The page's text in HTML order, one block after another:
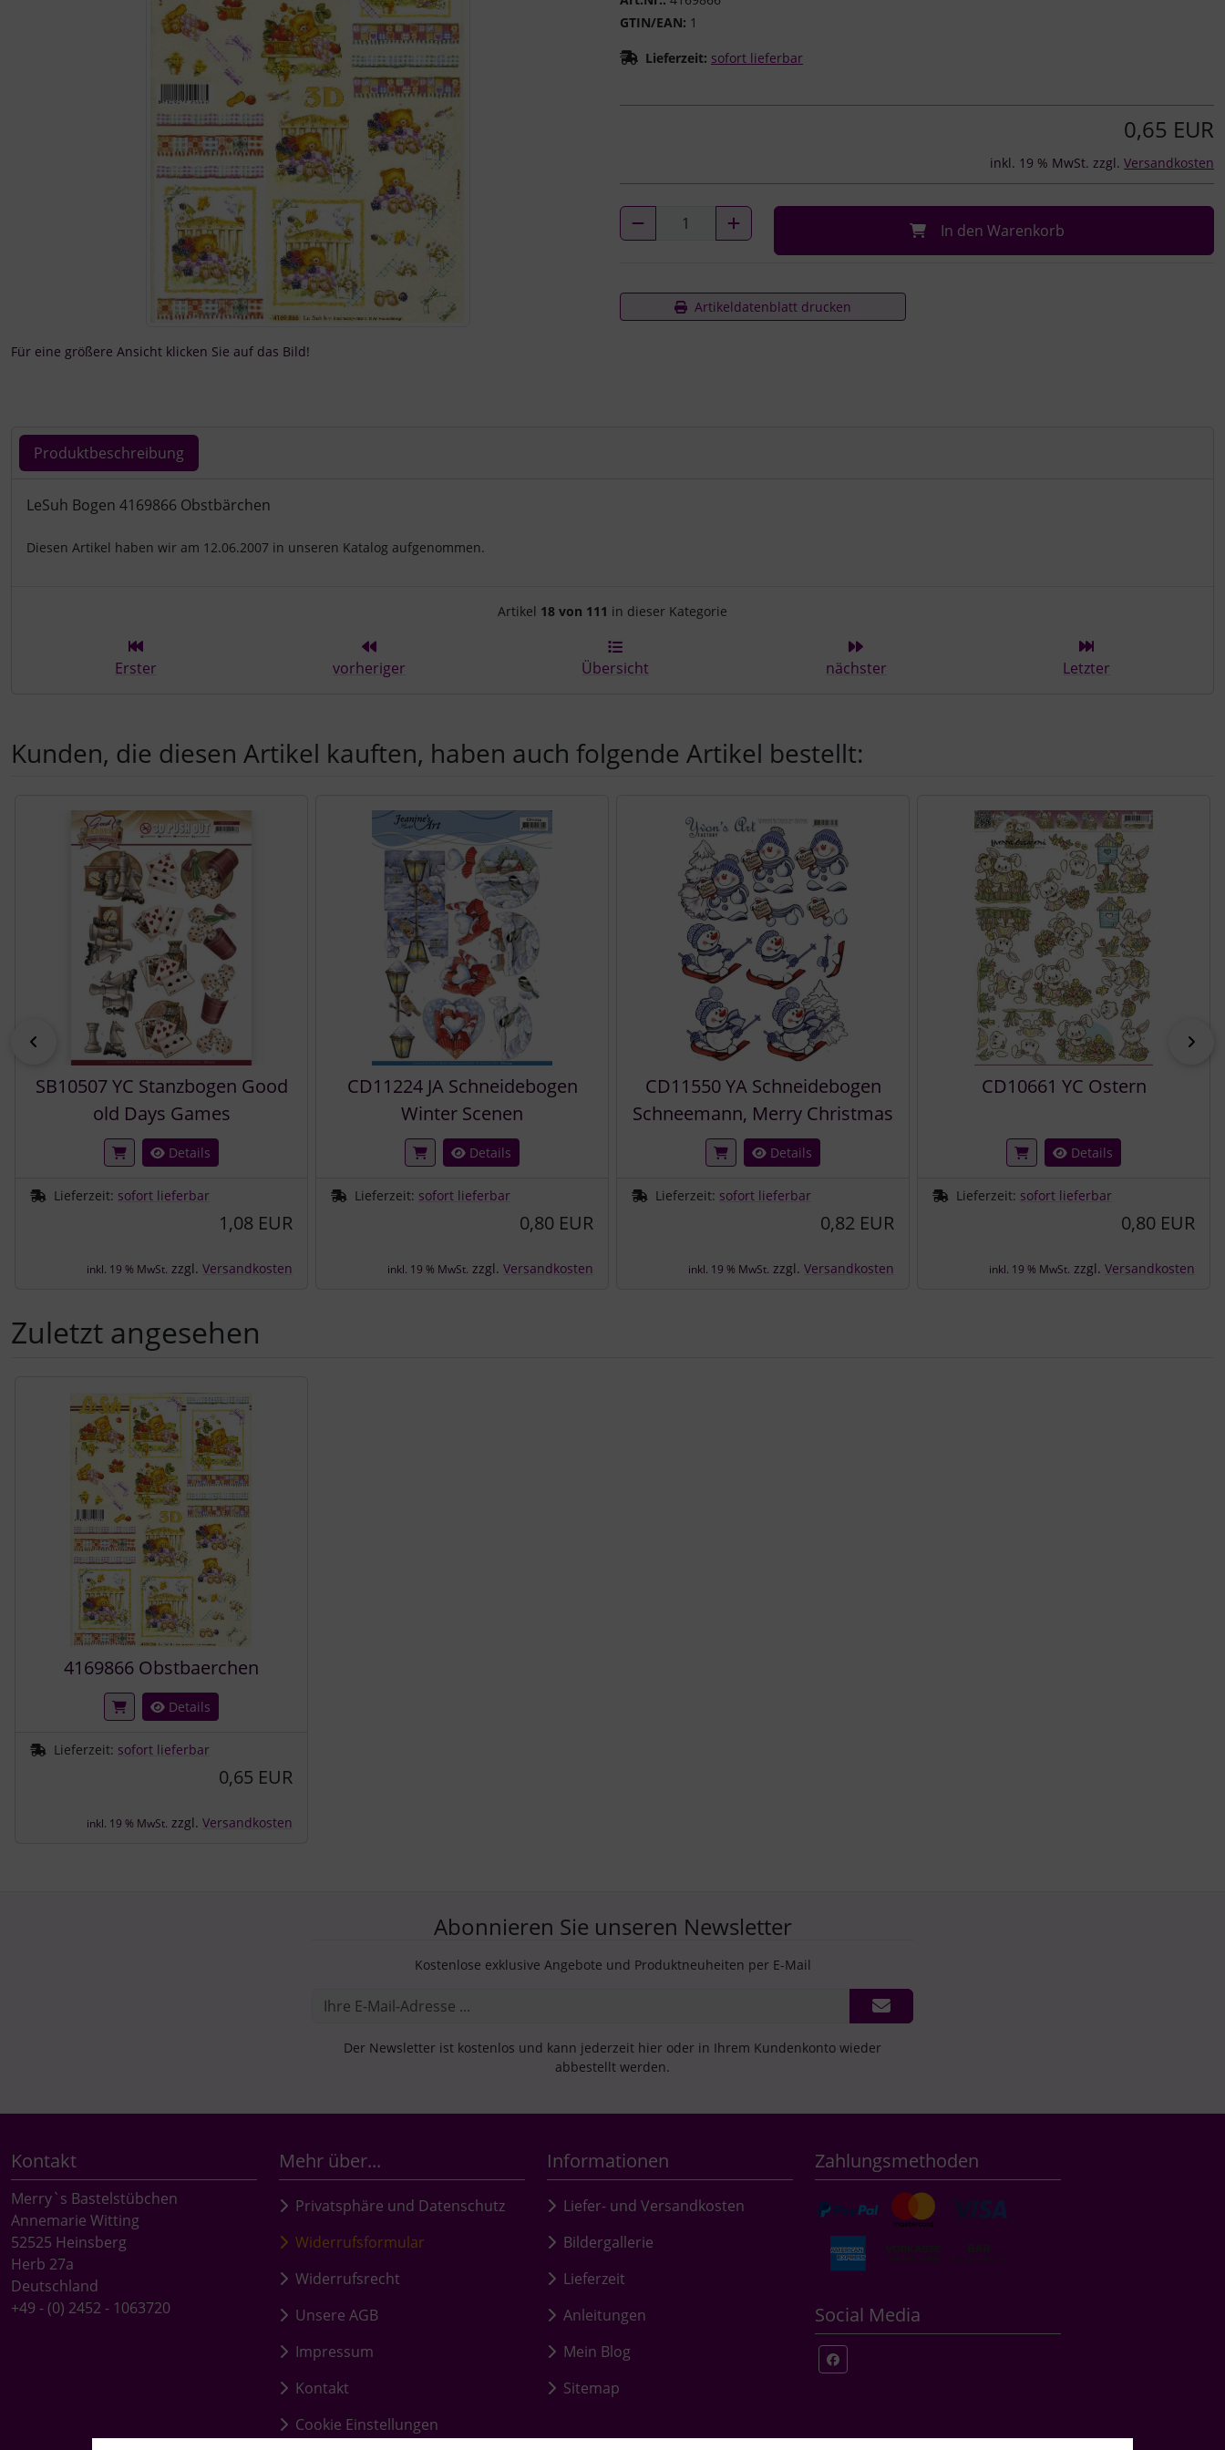
GTIN/EAN: 1
Lieferzeit: sofort lieferbar
Für eine größere Ansicht klicken Sie auf das Bild!
0,65 EUR
inkl. 19 % MwSt. zzgl. Versandkosten
In den Warenkorb
Artikeldatenblatt drucken
Produktbeschreibung
Produktbeschreibung
LeSuh Bogen 4169866 Obstbärchen
Diesen Artikel haben wir am 12.06.2007 in unseren Katalog aufgenommen.
Artikelnavigation innerhalb dieser Kategorie
Artikel 18 von 111 in dieser Kategorie
Erster vorheriger Übersicht nächster Letzter
Kunden, die diesen Artikel kauften, haben auch folgende Artikel bestellt:
zurück
SB10507 YC Stanzbogen Good
old Days Games
Details
Lieferzeit: sofort lieferbar
1,08 EUR
inkl. 19 % MwSt. zzgl. Versandkosten
CD11224 JA Schneidebogen
Winter Scenen
Details
Lieferzeit: sofort lieferbar
0,80 EUR
inkl. 19 % MwSt. zzgl. Versandkosten
CD11550 YA Schneidebogen
Schneemann, Merry Christmas
Details
Lieferzeit: sofort lieferbar
0,82 EUR
inkl. 19 % MwSt. zzgl. Versandkosten
CD10661 YC Ostern
Details
Lieferzeit: sofort lieferbar
0,80 EUR
inkl. 19 % MwSt. zzgl. Versandkosten
Zuletzt angesehen
4169866 Obstbaerchen
Details
Lieferzeit: sofort lieferbar
0,65 EUR
inkl. 19 % MwSt. zzgl. Versandkosten
Abonnieren Sie unseren Newsletter
Kostenlose exklusive Angebote und Produktneuheiten per E-Mail
Der Newsletter ist kostenlos und kann jederzeit hier oder in Ihrem Kundenkonto wieder
abbestellt werden.
Kontakt
Merry`s Bastelstübchen
Annemarie Witting
52525 Heinsberg
Herb 27a
Deutschland
+49 - (0) 2452 - 1063720
Mehr über...
Privatsphäre und Datenschutz
Widerrufsformular
Widerrufsrecht
Unsere AGB
Impressum
Kontakt
Cookie Einstellungen
Informationen
Liefer- und Versandkosten
Bildergallerie
Lieferzeit
Anleitungen
Mein Blog
Sitemap
Zahlungsmethoden
Social Media